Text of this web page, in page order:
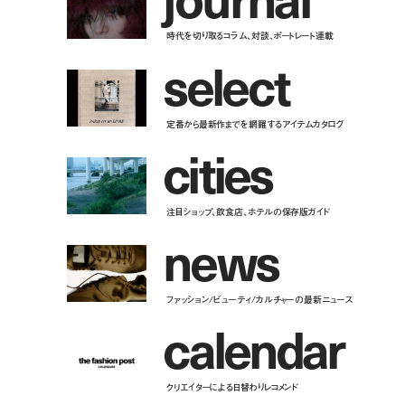
時代を切り取るコラム、対談、ポートレート連載
select
定番から最新作までを網羅するアイテムカタログ
cities
注目ショップ、飲食店、ホテルの保存版ガイド
news
ファッション/ビューティ/カルチャーの最新ニュース
calendar
クリエイターによる日替わりレコメンド